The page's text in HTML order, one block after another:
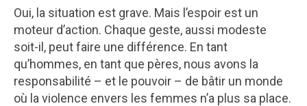
Oui, la situation est grave. Mais l’espoir est un
moteur d’action. Chaque geste, aussi modeste
soit-il, peut faire une différence. En tant
qu’hommes, en tant que pères, nous avons la
responsabilité – et le pouvoir – de bâtir un monde
où la violence envers les femmes n’a plus sa place.